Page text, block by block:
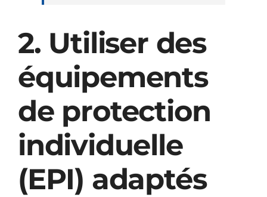
2. Utiliser des
équipements
de protection
individuelle
(EPI) adaptés